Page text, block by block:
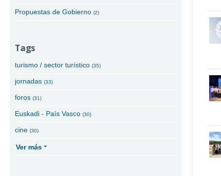
Propuestas de Gobierno(2)
Tags
turismo / sector turístico(35)
jornadas(33)
foros(31)
Euskadi - País Vasco(30)
cine(30)
Ver más